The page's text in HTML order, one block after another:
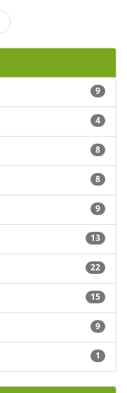
9
4
8
8
9
13
22
15
9
1